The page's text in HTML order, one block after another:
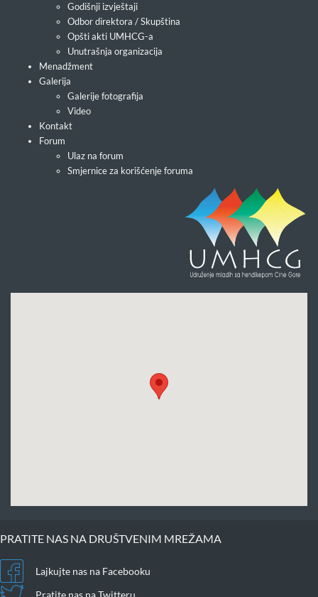
Godišnji izvještaji
Odbor direktora / Skupština
Opšti akti UMHCG-a
Unutrašnja organizacija
Menadžment
Galerija
Galerije fotografija
Video
Kontakt
Forum
Ulaz na forum
Smjernice za korišćenje foruma
PRATITE NAS NA DRUŠTVENIM MREŽAMA
Lajkujte nas na Facebooku
Pratite nas na Twitteru